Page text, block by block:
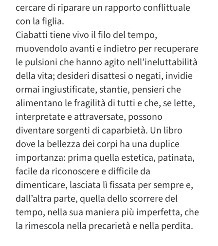
cercare di riparare un rapporto conflittuale
con la figlia.
Ciabatti tiene vivo il filo del tempo,
muovendolo avanti e indietro per recuperare
le pulsioni che hanno agito nell’ineluttabilità
della vita; desideri disattesi o negati, invidie
ormai ingiustificate, stantie, pensieri che
alimentano le fragilità di tutti e che, se lette,
interpretate e attraversate, possono
diventare sorgenti di caparbietà. Un libro
dove la bellezza dei corpi ha una duplice
importanza: prima quella estetica, patinata,
facile da riconoscere e difficile da
dimenticare, lasciata lì fissata per sempre e,
dall’altra parte, quella dello scorrere del
tempo, nella sua maniera più imperfetta, che
la rimescola nella precarietà e nella perdita.